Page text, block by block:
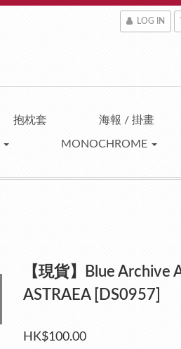
LOG IN
抱枕套 海報 / 掛畫
MONOCHROME
【現貨】Blue Archive
ASTRAEA [DS0957]
HK$100.00